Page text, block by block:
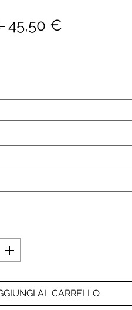
Prezzo
45,50 €
AL CARRELLO